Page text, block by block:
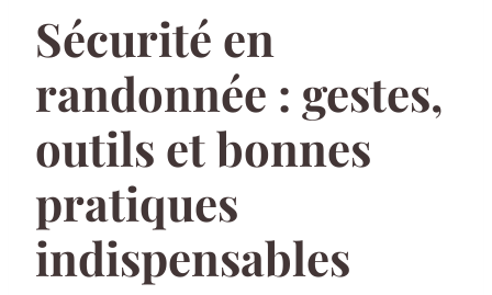
Sécurité en
randonnée : gestes,
outils et bonnes
pratiques
indispensables